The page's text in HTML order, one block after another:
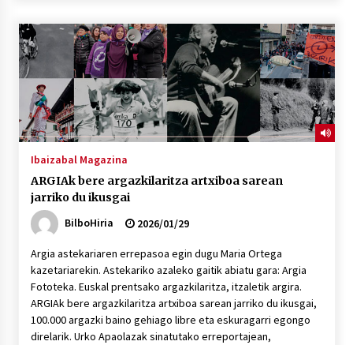
MUSIBLA #297: Bide, Boards Of Canada, Somak,
Tiga, Twisted Teens, Underscores, Habia
2026/07/02
Ibaizabal Magazina
ARGIAk bere argazkilaritza artxiboa sarean
jarriko du ikusgai
BilboHiria
2026/01/29
Argia astekariaren errepasoa egin dugu Maria Ortega
kazetariarekin. Astekariko azaleko gaitik abiatu gara: Argia
Fototeka. Euskal prentsako argazkilaritza, itzaletik argira.
ARGIAk bere argazkilaritza artxiboa sarean jarriko du ikusgai,
100.000 argazki baino gehiago libre eta eskuragarri egongo
direlarik. Urko Apaolazak sinatutako erreportajean,